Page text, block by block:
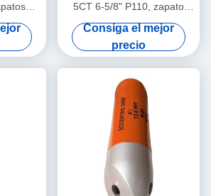
de
5CT 6-5/8" P110, zapato
flotador para pozos de
petróleo y gas, soporta una
operación de cementación
de tubería de revestimiento
estable
Consiga el mejor
precio